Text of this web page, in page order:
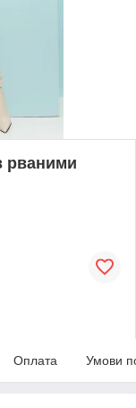
рваними
Оплата Умови